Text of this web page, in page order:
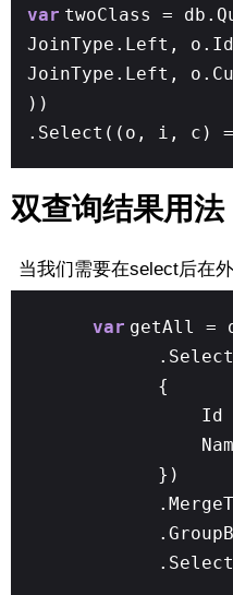
var twoClass =
JoinType.Left,
JoinType.Left,
))
.Select((o, i, c)
双查询结果用法
当我们需要在select后在
var getAll =
{
Id
})